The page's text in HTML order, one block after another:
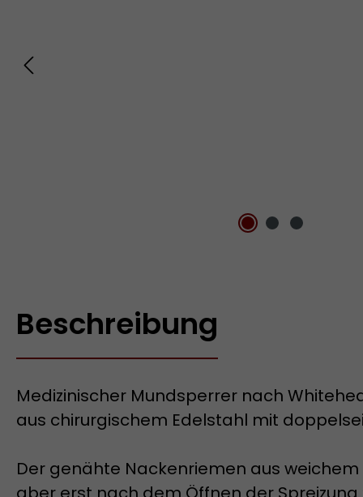
Beschreibung
Medizinischer Mundsperrer nach
aus chirurgischem Edelstahl mit
Der genähte Nackenriemen aus